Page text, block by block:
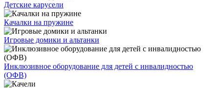
Детские карусели
Качалки на пружине
Игровые домики и альтанки
Инклюзивное оборудование для детей с инвалидностью
(ОФВ)